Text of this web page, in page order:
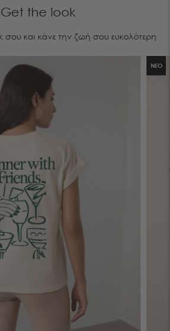
Get the look
και κάνε την ζωή σου ευκολότερη
ΝΕΟ